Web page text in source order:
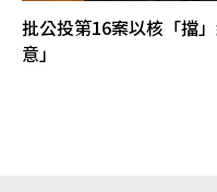
批公投第16案以核「擋
意」